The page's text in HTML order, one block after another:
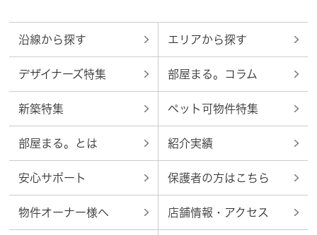
沿線から探す エリアから探す
デザイナーズ特集 部屋まる。コラム
新築特集 ペット可物件特集
部屋まる。とは 紹介実績
安心サポート 保護者の方はこちら
物件オーナー様へ 店舗情報・アクセス